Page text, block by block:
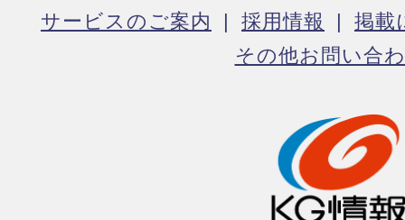
サービスのご案内
採用情報
掲載
その他お問い合